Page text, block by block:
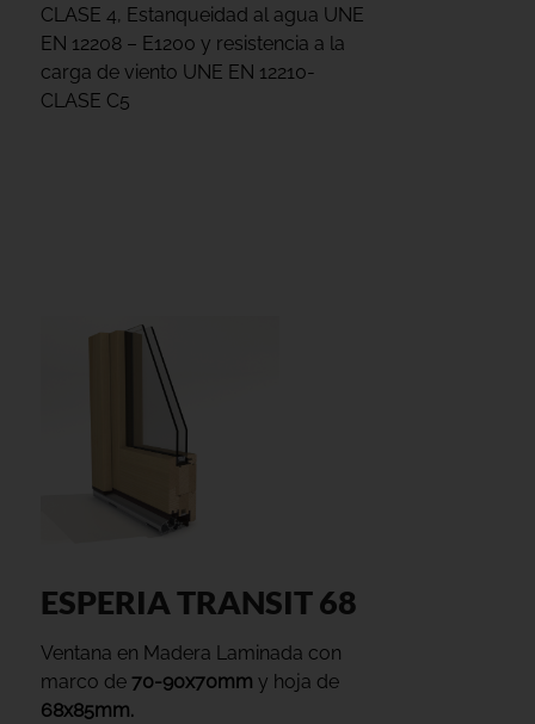
CLASE 4, Estanqueidad al agua UNE
EN 12208 – E1200 y resistencia a la
carga de viento UNE EN 12210-
CLASE C5
ESPERIA TRANSIT 68
Ventana en Madera Laminada con
marco de 70-90x70mm y hoja de
68x85mm.